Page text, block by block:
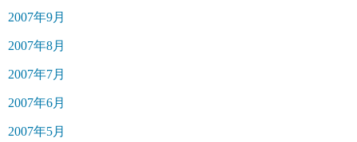
2007年9月
2007年8月
2007年7月
2007年6月
2007年5月